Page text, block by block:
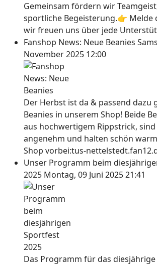
Gemeinsam fördern wir
sportliche Begeisterung.👉 Melde
wir freuen uns über jede
Fanshop News: Neue Beanies
November 2025 12:00
Der Herbst ist da & passend dazu
Beanies in unserem Shop! Beide
aus hochwertigem Rippstrick,
angenehm und halten schön
Shop vorbei:tus-
Unser Programm beim
2025 Montag, 09 Juni 2025 21:41
Das Programm für das